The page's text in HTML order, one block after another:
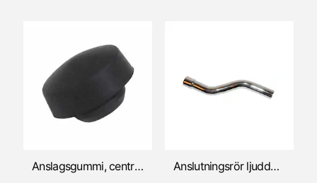
Anslagsgummi, centralstöd/ram (Puch/Tomos) Anslutningsrör ljuddämpare, krom (Honda MT50)